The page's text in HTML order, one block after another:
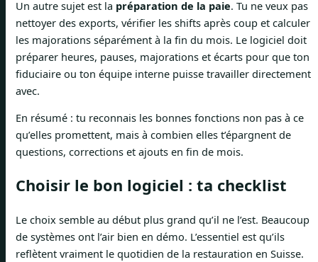
Un autre sujet est la préparation de la paie. Tu ne veux pas
nettoyer des exports, vérifier les shifts après coup et calculer
les majorations séparément à la fin du mois. Le logiciel doit
préparer heures, pauses, majorations et écarts pour que ton
fiduciaire ou ton équipe interne puisse travailler directement
avec.
En résumé : tu reconnais les bonnes fonctions non pas à ce
qu’elles promettent, mais à combien elles t’épargnent de
questions, corrections et ajouts en fin de mois.
Choisir le bon logiciel : ta checklist
Le choix semble au début plus grand qu’il ne l’est. Beaucoup
de systèmes ont l’air bien en démo. L’essentiel est qu’ils
reflètent vraiment le quotidien de la restauration en Suisse.